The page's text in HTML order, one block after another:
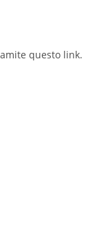
questo link.